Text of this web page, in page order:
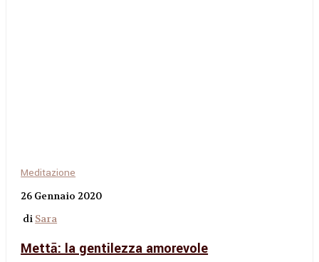
Meditazione
26 Gennaio 2020
di Sara
Mettā: la gentilezza amorevole